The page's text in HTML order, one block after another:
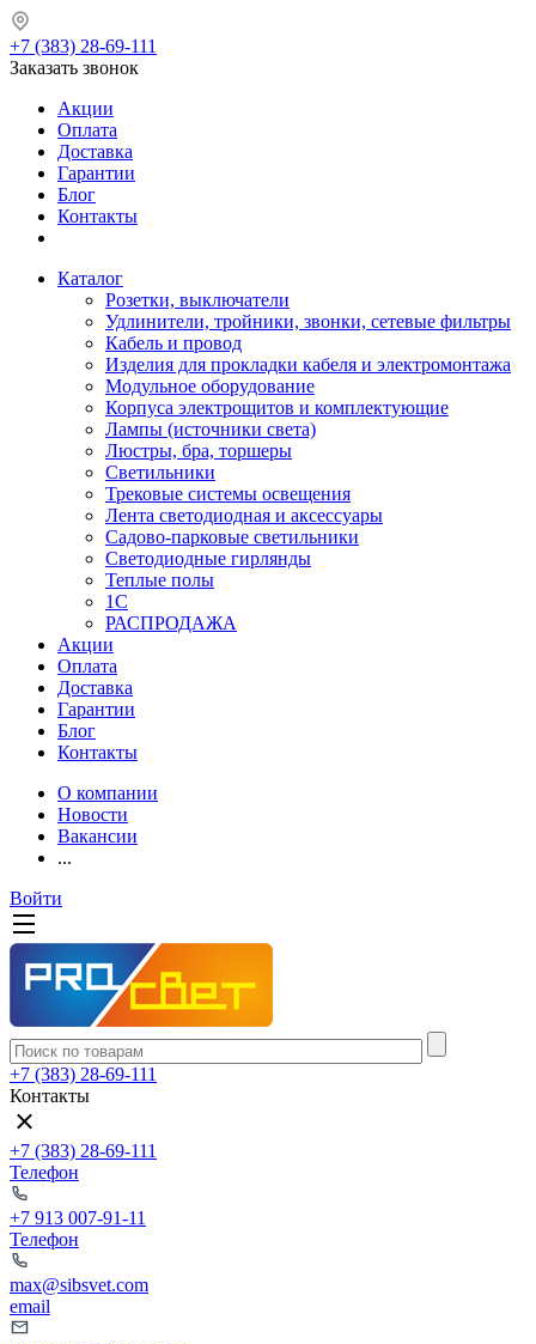
+7 (383) 28-69-111
Заказать звонок
Акции
Оплата
Доставка
Гарантии
Блог
Контакты
Каталог
Розетки, выключатели
Удлинители, тройники, звонки, сетевые фильтры
Кабель и провод
Изделия для прокладки кабеля и электромонтажа
Модульное оборудование
Корпуса электрощитов и комплектующие
Лампы (источники света)
Люстры, бра, торшеры
Светильники
Трековые системы освещения
Лента светодиодная и аксессуары
Садово-парковые светильники
Светодиодные гирлянды
Теплые полы
1С
РАСПРОДАЖА
Акции
Оплата
Доставка
Гарантии
Блог
Контакты
О компании
Новости
Вакансии
...
Войти
+7 (383) 28-69-111
Контакты
+7 (383) 28-69-111
Телефон
+7 913 007-91-11
Телефон
max@sibsvet.com
email